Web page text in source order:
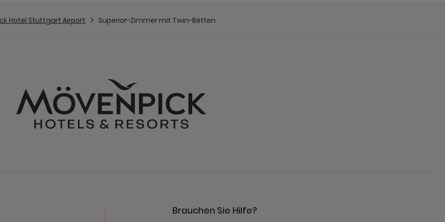
Hotel Stuttgart Airport Superior-Zimmer mit Twin-Betten
Brauchen Sie Hilfe?